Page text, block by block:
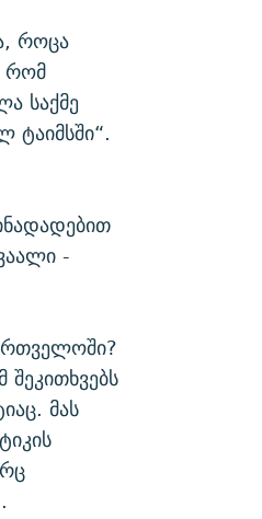
როცა
რომ
საქმე
-
მას